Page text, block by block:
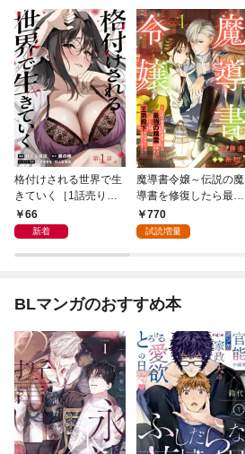
格付けされる世界で生
きていく［1話売り］
第1話
66
新着
魔導書令嬢～伝説の魔
導書を修復したら最強
の精霊が味方になりま
した（クールな王弟殿
770
試読増量
BLマンガのおすすめ本